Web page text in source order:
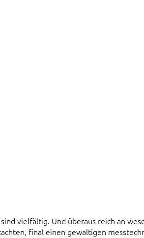
vielfältig. Und überaus reich an
final einen gewaltigen